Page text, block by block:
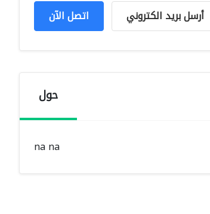
اتصل الآن أرسل بريد الكتروني
حول
na na